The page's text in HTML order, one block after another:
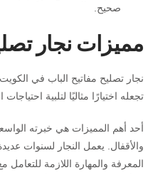
صحيح.
مميزات نجار
نجار تصليح مفاتيح الباب في
تجعله اختيارًا مثاليًا لتلبية
أحد أهم المميزات هي خبرته
والأقفال. يعمل النجار لسنوات
المعرفة والمهارة اللازمة